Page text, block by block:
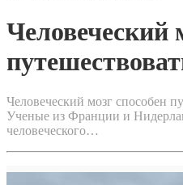
Человеческий
Человеческий мозг способен
Ученые из Франции и
человеческого…